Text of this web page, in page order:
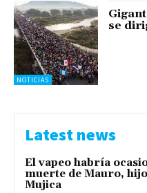
NOTICIAS
se
Latest news
El vapeo habría
muerte de Mauro,
Mujica